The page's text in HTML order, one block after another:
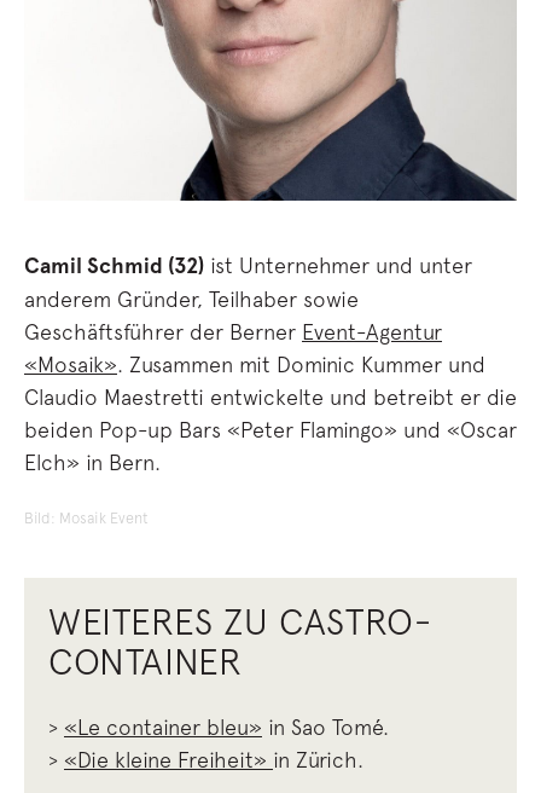
Camil Schmid (32) ist Unternehmer und unter
anderem Gründer, Teilhaber sowie
Geschäftsführer der Berner Event-Agentur
«Mosaik». Zusammen mit Dominic Kummer und
Claudio Maestretti entwickelte und betreibt er die
beiden Pop-up Bars «Peter Flamingo» und «Oscar
Elch» in Bern.
Bild: Mosaik Event
WEITERES ZU CASTRO-
CONTAINER
> «Le container bleu» in Sao Tomé.
> «Die kleine Freiheit» in Zürich.